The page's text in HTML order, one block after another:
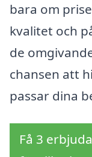
bara om
kvalitet och
de
chansen att
passar dina
Få 3